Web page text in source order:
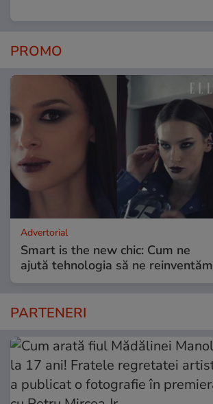
PROMO
Advertorial
Smart is the new chic: Cum ne
ajută tehnologia să ne reinventăm
PARTENERI